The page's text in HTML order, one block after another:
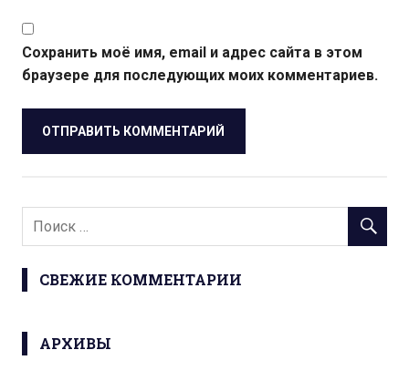
Сохранить моё имя, email и адрес сайта в этом
браузере для последующих моих комментариев.
СВЕЖИЕ КОММЕНТАРИИ
АРХИВЫ